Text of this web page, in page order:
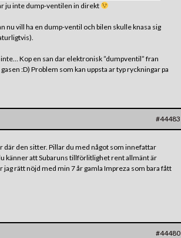
ju inte dump-ventilen in direkt
nu vill ha en dump-ventil och bilen skulle knasa sig
Kop en san dar elektronisk ”dumpventil” fran
:D) Problem som kan uppsta ar typ ryckningar pa
#44483
den sitter. Pillar du med något som innefattar
känner att Subaruns tillförlitlighet rent allmänt är
jag rätt nöjd med min 7 år gamla Impreza som bara fått
#44480